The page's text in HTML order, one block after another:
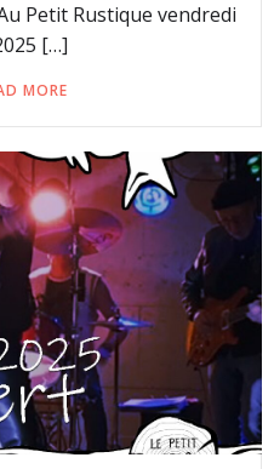
Petit Rustique vendredi
[…]
MORE